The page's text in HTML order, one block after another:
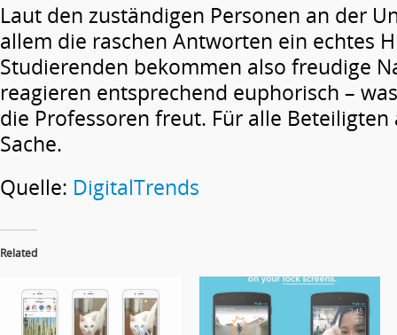
Laut den zuständigen Personen an der
allem die raschen Antworten ein echtes
Studierenden bekommen also freudige
reagieren entsprechend euphorisch –
die Professoren freut. Für alle Beteiligten
Sache.
Quelle: DigitalTrends
Related